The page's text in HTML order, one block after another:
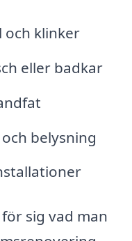
och klinker
eller badkar
belysning
sig vad man